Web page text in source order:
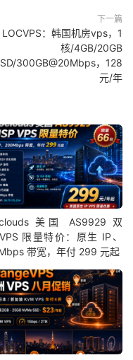
下一篇
LOCVPS：韩国机房vps，1
核/4GB/20GB
300GB@20Mbps，128
元/年
美国 AS9929 双
限量特价：原生 IP、
带宽，年付 299 元起